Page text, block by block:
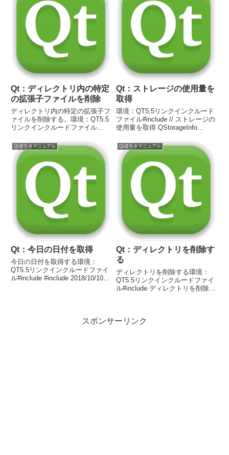
Qt：ディレクトリ内の特定
の拡張子ファイルを削除
ディレクトリ内の特定の拡張子フ
ァイルを削除する。環境：QT5.5
リンクインクルードファイル
#include コード // ディレクト
リパスを指定 QDir dir;
dir.set...
Qt：ストレージの使用量を
取得
環境：QT5.5リンクインクルード
ファイル#include // ストレージの
使用量を取得 QStorageInfo
Qt逆引きマニュアル
Qt：今日の日付を取得
今日の日付を取得する環境：
QT5.5リンクインクルードファイ
ル#include #include 2018/10/10
Qt逆引きマニュアル
Qt：ディレクトリを削除す
る
ディレクトリを削除する環境：
QT5.5リンクインクルードファイ
ル#include ディレクトリを削除す
// "C:\programdata\test...
スポンサーリンク